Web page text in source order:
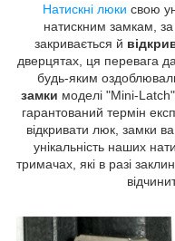
Натискні люки свою
натискним замкам,
закривається й
дверцятах, ця перевага
будь-яким
замки моделі "Mini-
гарантований термін
відкривати люк, замки
унікальність наших
тримачах, які в разі